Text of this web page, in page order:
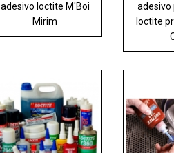
adesivo loctite M'Boi
Mirim
adesivo
loctite